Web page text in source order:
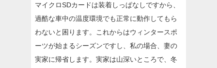
マイクロSDカードは装着しっぱなしですから、
過酷な車中の温度環境でも正常に動作してもら
わないと困ります。これからはウィンタースポ
ーツが始まるシーズンですし、私の場合、妻の
実家に帰省します。実家は山深いところで、冬